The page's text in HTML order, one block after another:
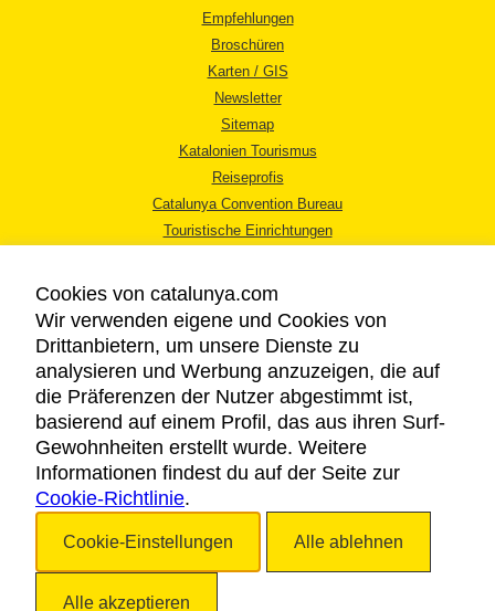
Empfehlungen
Broschüren
Karten / GIS
Newsletter
Sitemap
Katalonien Tourismus
Reiseprofis
Catalunya Convention Bureau
Touristische Einrichtungen
RECHTLICHER HINWEIS
DATENSCHUTZICHTLINIE
COOKIES
BARRIEREFREIHEIT
Cookies von catalunya.com
Wir verwenden eigene und Cookies von
Drittanbietern, um unsere Dienste zu
analysieren und Werbung anzuzeigen, die auf
die Präferenzen der Nutzer abgestimmt ist,
basierend auf einem Profil, das aus ihren Surf-
Gewohnheiten erstellt wurde. Weitere
Informationen findest du auf der Seite zur
Cookie-Richtlinie.
Cookie-Einstellungen Alle ablehnen
Alle akzeptieren